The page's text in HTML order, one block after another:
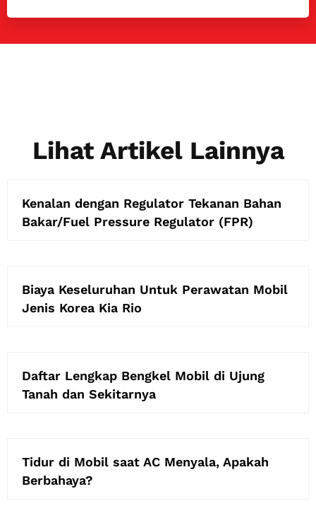
Lihat Artikel Lainnya
Kenalan dengan Regulator Tekanan Bahan
Bakar/Fuel Pressure Regulator (FPR)
Biaya Keseluruhan Untuk Perawatan Mobil
Jenis Korea Kia Rio
Daftar Lengkap Bengkel Mobil di Ujung
Tanah dan Sekitarnya
Tidur di Mobil saat AC Menyala, Apakah
Berbahaya?